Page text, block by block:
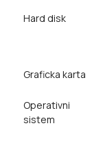
Hard disk
Graficka karta
Operativni
sistem